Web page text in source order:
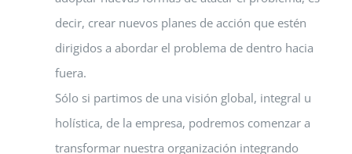
decir, crear nuevos planes de acción que estén
dirigidos a abordar el problema de dentro hacia
fuera.
Sólo si partimos de una visión global, integral u
holística, de la empresa, podremos comenzar a
transformar nuestra organización integrando